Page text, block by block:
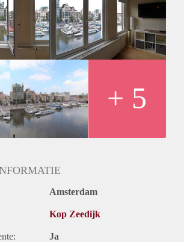
in appliances
sink, toilet and washing machine
excluding utilities
months rent
+ 5
Amsterdam
Kop Zeedijk
Ja